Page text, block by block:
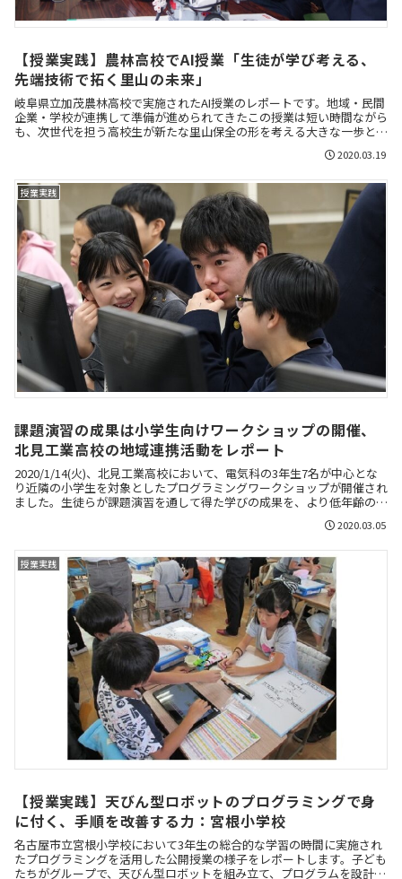
【授業実践】農林高校でAI授業「生徒が学び考える、
先端技術で拓く里山の未来」
岐阜県立加茂農林高校で実施されたAI授業のレポートです。地域・民間
企業・学校が連携して準備が進められてきたこの授業は短い時間ながら
も、次世代を担う高校生が新たな里山保全の形を考える大きな一歩とな
2020.03.19
授業実践
課題演習の成果は小学生向けワークショップの開催、
北見工業高校の地域連携活動をレポート
2020/1/14(火)、北見工業高校において、電気科の3年生7名が中心とな
り近隣の小学生を対象としたプログラミングワークショップが開催され
ました。生徒らが課題演習を通して得た学びの成果を、より低年齢の子
どもたちを対象とした講座開催で、自ら実践する貴重な機会となりまし
2020.03.05
授業実践
【授業実践】天びん型ロボットのプログラミングで身
に付く、手順を改善する力：宮根小学校
名古屋市立宮根小学校において3年生の総合的な学習の時間に実施され
たプログラミングを活用した公開授業の様子をレポートします。子ども
たちがグループで、天びん型ロボットを組み立て、プログラムを設計